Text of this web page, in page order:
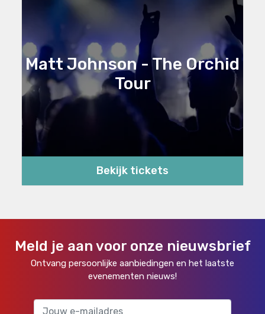
Matt Johnson - The Orchid
Tour
Bekijk tickets
Meld je aan voor onze nieuwsbrief
Ontvang persoonlijke aanbiedingen en het laatste
evenementen nieuws!